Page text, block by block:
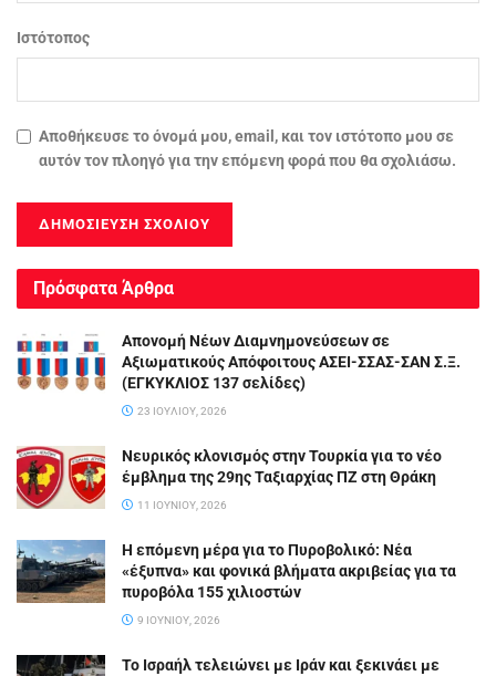
Ιστότοπος
Αποθήκευσε το όνομά μου, email, και τον ιστότοπο μου σε
αυτόν τον πλοηγό για την επόμενη φορά που θα σχολιάσω.
Πρόσφατα Άρθρα
Απονομή Νέων Διαμνημονεύσεων σε
Αξιωματικούς Απόφοιτους ΑΣΕΙ-ΣΣΑΣ-ΣΑΝ Σ.Ξ.
(ΕΓΚΥΚΛΙΟΣ 137 σελίδες)
23 ΙΟΥΛΊΟΥ, 2026
Νευρικός κλονισμός στην Τουρκία για το νέο
έμβλημα της 29ης Ταξιαρχίας ΠΖ στη Θράκη
11 ΙΟΥΝΊΟΥ, 2026
Η επόμενη μέρα για το Πυροβολικό: Νέα
«έξυπνα» και φονικά βλήματα ακριβείας για τα
πυροβόλα 155 χιλιοστών
9 ΙΟΥΝΊΟΥ, 2026
Το Ισραήλ τελειώνει με Ιράν και ξεκινάει με